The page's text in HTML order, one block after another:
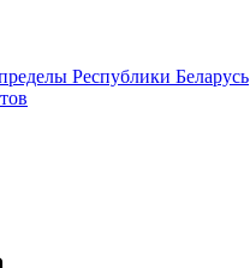
Республики Беларусь